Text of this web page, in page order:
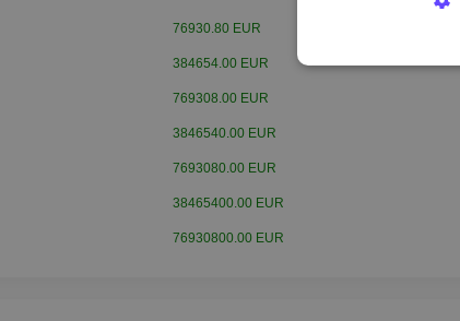
76930.80 EUR
384654.00 EUR
769308.00 EUR
3846540.00 EUR
7693080.00 EUR
38465400.00 EUR
76930800.00 EUR